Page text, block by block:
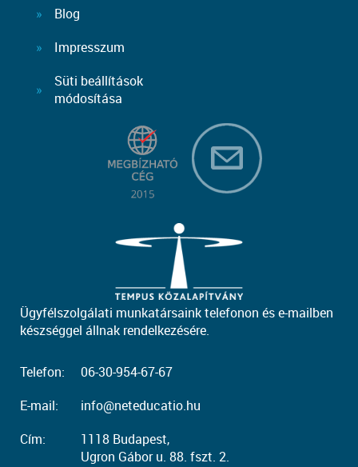
Blog
Impresszum
Süti beállítások
módosítása
Ügyfélszolgálati munkatársaink telefonon és e-mailben
készséggel állnak rendelkezésére.
Telefon:
06-30-954-67-67
E-mail:
info@neteducatio.hu
Cím:
1118 Budapest,
Ugron Gábor u. 88. fszt. 2.